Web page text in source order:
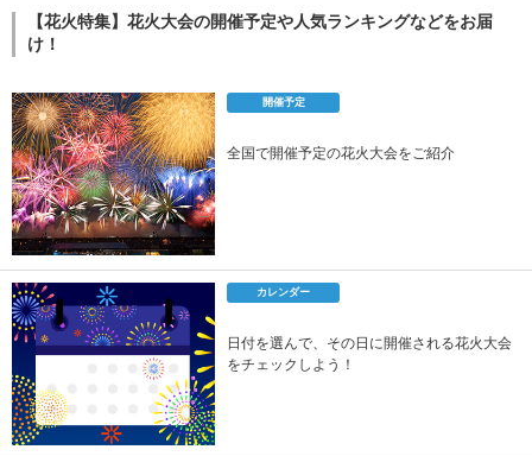
【花火特集】花火大会の開催予定や人気ランキングなどをお届
け！
開催予定
全国で開催予定の花火大会をご紹介
カレンダー
日付を選んで、その日に開催される花火大会
をチェックしよう！